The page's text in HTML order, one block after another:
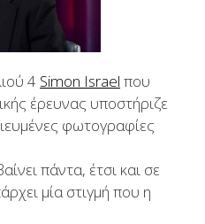
4 Simon Israel που
έρευνας υποστήριζε
φωτογραφίες
πάντα, έτσι και σε
μία στιγμή που η